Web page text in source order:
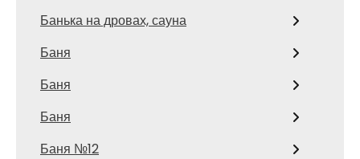
Банька на дровах, сауна
Баня
Баня
Баня
Баня №12